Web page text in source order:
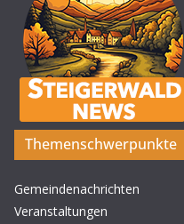
Themenschwerpunkte
Gemeindenachrichten
Veranstaltungen